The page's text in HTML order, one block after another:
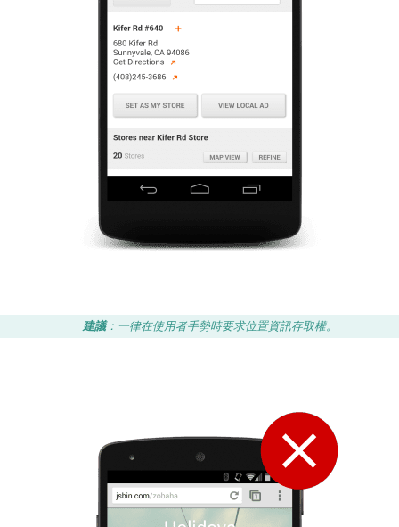
建議：一律在使用者手勢時要求位置資訊存取權。